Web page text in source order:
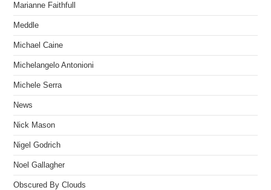
Marianne Faithfull
Meddle
Michael Caine
Michelangelo Antonioni
Michele Serra
News
Nick Mason
Nigel Godrich
Noel Gallagher
Obscured By Clouds